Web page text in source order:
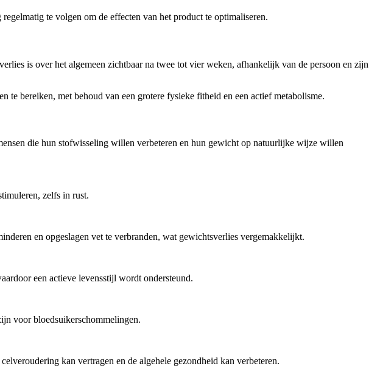
te volgen om de effecten van het product te optimaliseren.
is over het algemeen zichtbaar na twee tot vier weken, afhankelijk van de persoon en zijn
bereiken, met behoud van een grotere fysieke fitheid en een actief metabolisme.
die hun stofwisseling willen verbeteren en hun gewicht op natuurlijke wijze willen
zelfs in rust.
en opgeslagen vet te verbranden, wat gewichtsverlies vergemakkelijkt.
een actieve levensstijl wordt ondersteund.
voor bloedsuikerschommelingen.
kan vertragen en de algehele gezondheid kan verbeteren.